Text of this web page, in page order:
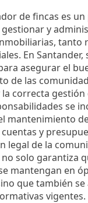
de fincas es
y
tanto
En Santander,
asegurar el
de las
correcta gestión
se
mantenimiento
y
legal de la
solo garantiza
mantengan en
que también
vigentes.